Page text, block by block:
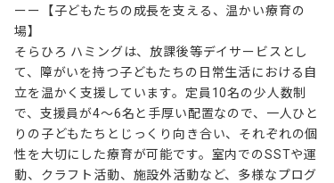
ーー【子どもたちの成長を支える、温かい療育の
場】
そらひろ ハミングは、放課後等デイサービスとし
て、障がいを持つ子どもたちの日常生活における自
立を温かく支援しています。定員10名の少人数制
で、支援員が4～6名と手厚い配置なので、一人ひと
りの子どもたちとじっくり向き合い、それぞれの個
性を大切にした療育が可能です。室内でのSSTや運
動、クラフト活動、施設外活動など、多様なプログ